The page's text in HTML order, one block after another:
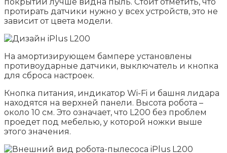
протирать датчики нужно у всех устройств, это не
зависит от цвета модели.
На амортизирующем бампере установлены
противоударные датчики, выключатель и кнопка
для сброса настроек.
Кнопка питания, индикатор Wi-Fi и башня лидара
находятся на верхней панели. Высота робота –
около 10 см. Это означает, что L200 без проблем
проедет под мебелью, у которой ножки выше
этого значения.